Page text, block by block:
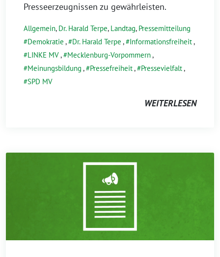
Presseerzeugnissen zu gewährleisten.
Allgemein, Dr. Harald Terpe, Landtag, Pressemitteilung
Demokratie , Dr. Harald Terpe , Informationsfreiheit,
LINKE MV, Mecklenburg-Vorpommern,
Meinungsbildung , Pressefreiheit, Pressevielfalt,
SPD MV
WEITERLESEN